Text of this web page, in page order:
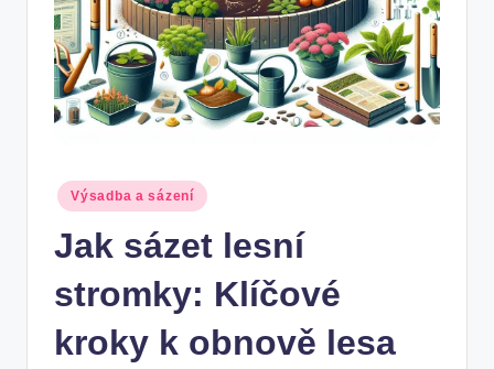
Posted
in
Výsadba a sázení
Jak sázet lesní
stromky: Klíčové
kroky k obnově lesa